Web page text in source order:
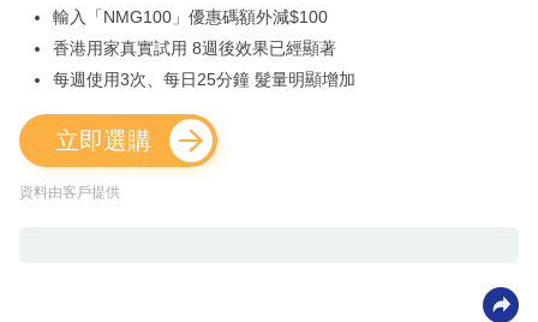
輸入「NMG100」優惠碼額外減$100
香港用家真實試用 8週後效果已經顯著
每週使用3次、每日25分鐘 髮量明顯增加
立即選購
資料由客戶提供